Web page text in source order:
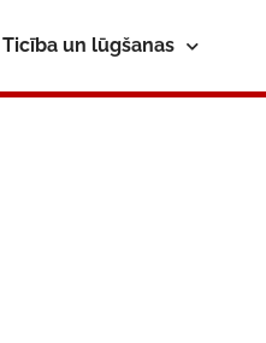
Ticība un lūgšanas